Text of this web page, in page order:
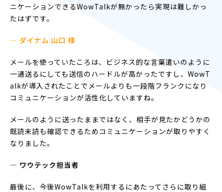
ニケーションできるWowTalkが無かったら実現は難しかっ
たはずです。
— ダイナム 山口 様
メールを使っていたころは、ビジネス的な言葉遣いのように
一通送るにしても送信のハードルが高かったですし、WowT
alkが導入されたことでメールよりも一段階フランクになり
コミュニケーションが活性化していますね。
メールのように送ったままではなく、相手が見たかどうかの
既読未読も確認できるためコミュニケーションが取りやすく
なりました。
― ワウテック担当者
最後に、今後WowTalkを利用するにあたってさらに取り組